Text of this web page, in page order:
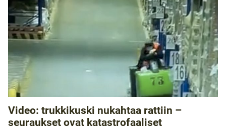
Video: trukkikuski nukahtaa rattiin –
seuraukset ovat katastrofaaliset